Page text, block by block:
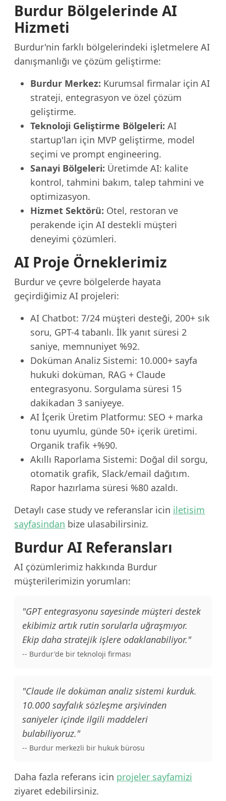
Burdur Bölgelerinde AI
Hizmeti
Burdur'nin farklı bölgelerindeki işletmelere AI
danışmanlığı ve çözüm geliştirme:
Burdur Merkez: Kurumsal firmalar için AI
strateji, entegrasyon ve özel çözüm
geliştirme.
Teknoloji Geliştirme Bölgeleri: AI
startup'ları için MVP geliştirme, model
seçimi ve prompt engineering.
Sanayi Bölgeleri: Üretimde AI: kalite
kontrol, tahmini bakım, talep tahmini ve
optimizasyon.
Hizmet Sektörü: Otel, restoran ve
perakende için AI destekli müşteri
deneyimi çözümleri.
AI Proje Örneklerimiz
Burdur ve çevre bölgelerde hayata
geçirdiğimiz AI projeleri:
AI Chatbot: 7/24 müşteri desteği, 200+ sık
soru, GPT-4 tabanlı. İlk yanıt süresi 2
saniye, memnuniyet %92.
Doküman Analiz Sistemi: 10.000+ sayfa
hukuki doküman, RAG + Claude
entegrasyonu. Sorgulama süresi 15
dakikadan 3 saniyeye.
AI İçerik Üretim Platformu: SEO + marka
tonu uyumlu, günde 50+ içerik üretimi.
Organik trafik +%90.
Akıllı Raporlama Sistemi: Doğal dil sorgu,
otomatik grafik, Slack/email dağıtım.
Rapor hazırlama süresi %80 azaldı.
Detaylı case study ve referanslar icin iletisim
sayfasindan bize ulasabilirsiniz.
Burdur AI Referansları
AI çözümlerimiz hakkında Burdur
müşterilerimizin yorumları:
"GPT entegrasyonu sayesinde müşteri destek
ekibimiz artık rutin sorularla uğraşmıyor.
Ekip daha stratejik işlere odaklanabiliyor."
-- Burdur'de bir teknoloji firması
"Claude ile doküman analiz sistemi kurduk.
10.000 sayfalık sözleşme arşivinden
saniyeler içinde ilgili maddeleri
bulabiliyoruz."
-- Burdur merkezli bir hukuk bürosu
Daha fazla referans icin projeler sayfamizi
ziyaret edebilirsiniz.